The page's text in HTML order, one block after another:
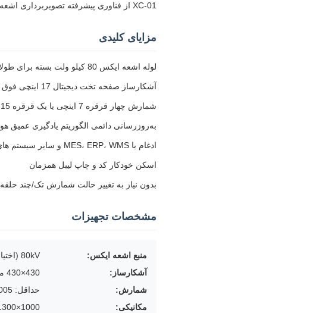
XC-01 از فناوری پیشرفته تصویربرداری اشعه ایکس برای شمارش دقیق اجزای الکترونیکی، از جمله مواد سست، از طریق اسکن و تجزیه و تحلیل غیر مخرب استفاده می کند.
مزایای کلیدی
لوله اشعه ایکس 80 کیلو ولت بسته برای طولانی ترین طول عمر و عملیات بدون تعمیر و نگهداری
آشکارساز صفحه تخت دیجیتال 17 اینچی فوق العاده (FPD)
شمارش چهار قرقره 7 اینچی یا یک قرقره 15 اینچی (380 میلی متری) در 7 تا 10 ثانیه
به‌روزرسانی دائمی الگوریتم یادگیری
ادغام با MES، ERP، WMS و سایر سیستم های مدیریتی
اسکن خودکار کد و چاپ لیبل همزمان
بدون نیاز به تغییر حالت شمارش تک/چند حلقه
مشخصات تجهیزات
منبع اشعه ایکس:
80kV (اختیاری)، 700μA، نقطه کانونی 30μm
آشکارساز:
430×430 میلی‌متر، 3072×3072، 139 میکرومتر پیکسل
شمارش:
حداقل: 01005 | سرعت: 7-10 ثانیه | دقت: ≥99.98٪
مکانیکی:
1000×1300×1820mm | 580 کیلوگرم | حداکثر 800 وات